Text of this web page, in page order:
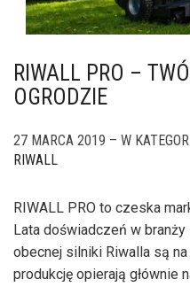
RIWALL PRO –
OGRODZIE
27 MARCA 2019 – W
RIWALL
RIWALL PRO to czeska
Lata doświadczeń w
obecnej silniki Riwalla są
produkcję opierają głównie